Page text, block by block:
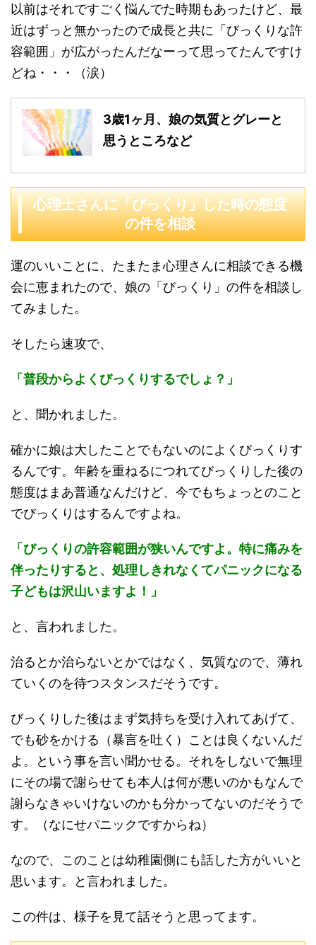
以前はそれですごく悩んでた時期もあったけど、最
近はずっと無かったので成長と共に「びっくりな許
容範囲」が広がったんだなーって思ってたんですけ
どね・・・（涙）
3歳1ヶ月、娘の気質とグレーと
思うところなど
心理士さんに「びっくり」した時の態度
の件を相談
運のいいことに、たまたま心理さんに相談できる機
会に恵まれたので、娘の「びっくり」の件を相談し
てみました。
そしたら速攻で、
「普段からよくびっくりするでしょ？」
と、聞かれました。
確かに娘は大したことでもないのによくびっくりす
るんです。年齢を重ねるにつれてびっくりした後の
態度はまあ普通なんだけど、今でもちょっとのこと
でびっくりはするんですよね。
「びっくりの許容範囲が狭いんですよ。特に痛みを
伴ったりすると、処理しきれなくてパニックになる
子どもは沢山いますよ！」
と、言われました。
治るとか治らないとかではなく、気質なので、薄れ
ていくのを待つスタンスだそうです。
びっくりした後はまず気持ちを受け入れてあげて、
でも砂をかける（暴言を吐く）ことは良くないんだ
よ。という事を言い聞かせる。それをしないで無理
にその場で謝らせても本人は何が悪いのかもなんで
謝らなきゃいけないのかも分かってないのだそうで
す。（なにせパニックですからね）
なので、このことは幼稚園側にも話した方がいいと
思います。と言われました。
この件は、様子を見て話そうと思ってます。